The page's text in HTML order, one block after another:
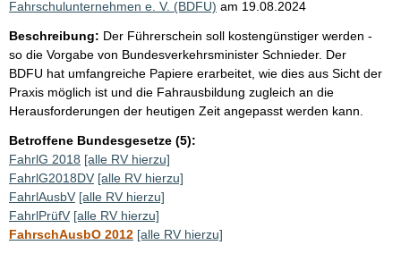
Fahrschulunternehmen e. V. (BDFU) am 19.08.2024
Beschreibung: Der Führerschein soll kostengünstiger werden -
so die Vorgabe von Bundesverkehrsminister Schnieder. Der
BDFU hat umfangreiche Papiere erarbeitet, wie dies aus Sicht der
Praxis möglich ist und die Fahrausbildung zugleich an die
Herausforderungen der heutigen Zeit angepasst werden kann.
Betroffene Bundesgesetze (5):
FahrlG 2018 [alle RV hierzu]
FahrlG2018DV [alle RV hierzu]
FahrlAusbV [alle RV hierzu]
FahrlPrüfV [alle RV hierzu]
FahrschAusbO 2012 [alle RV hierzu]